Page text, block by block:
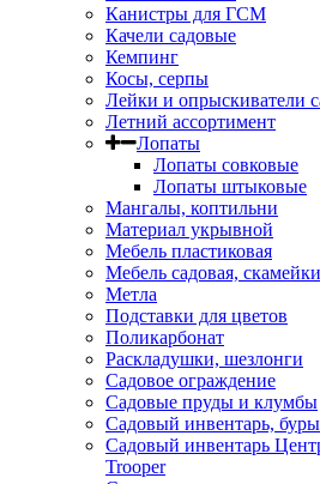
Канистры для ГСМ
Качели садовые
Кемпинг
Косы, серпы
Лейки и опрыскиватели
Летний ассортимент
Лопаты
Лопаты совковые
Лопаты штыковые
Мангалы, коптильни
Материал укрывной
Мебель пластиковая
Мебель садовая, скамейки
Метла
Подставки для цветов
Поликарбонат
Раскладушки, шезлонги
Садовое ограждение
Садовые пруды и клумбы
Садовый инвентарь, буры
Садовый инвентарь
Trooper